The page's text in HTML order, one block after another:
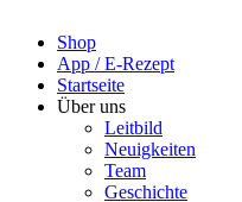
Shop
App / E-Rezept
Startseite
Über uns
Leitbild
Neuigkeiten
Team
Geschichte